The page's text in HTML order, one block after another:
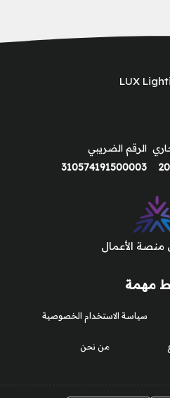
مهمة
سياسة الاستخدام الخصوصية
من نحن
الرقم الضريبي
310574191500003
الأعمال